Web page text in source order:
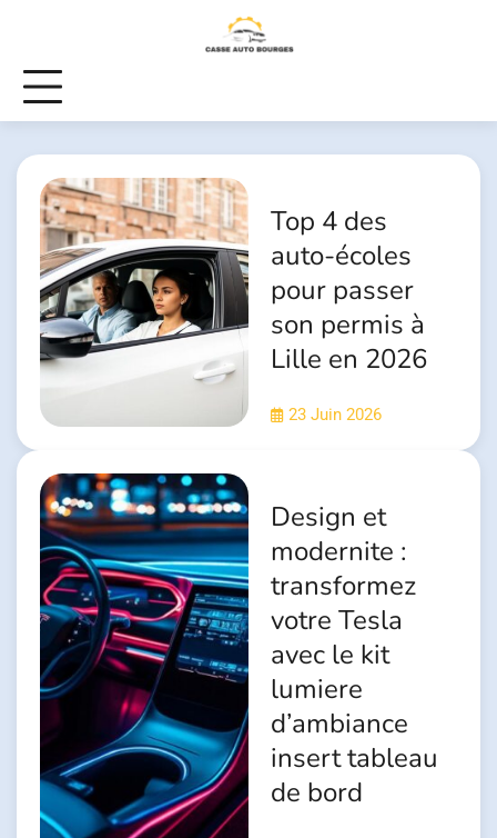
content
Top 4 des
auto-écoles
pour passer
son permis à
Lille en 2026
23 Juin 2026
Design et
modernite :
transformez
votre Tesla
avec le kit
lumiere
d’ambiance
insert tableau
de bord